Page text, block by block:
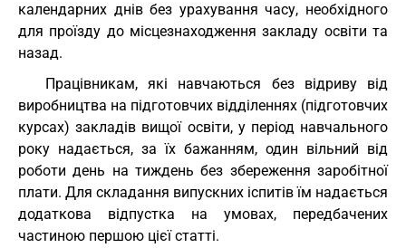
календарних днів без урахування часу, необхідного
для проїзду до місцезнаходження закладу освіти та
назад.
Працівникам, які навчаються без відриву від
виробництва на підготовчих відділеннях (підготовчих
курсах) закладів вищої освіти, у період навчального
року надається, за їх бажанням, один вільний від
роботи день на тиждень без збереження заробітної
плати. Для складання випускних іспитів їм надається
додаткова відпустка на умовах, передбачених
частиною першою цієї статті.